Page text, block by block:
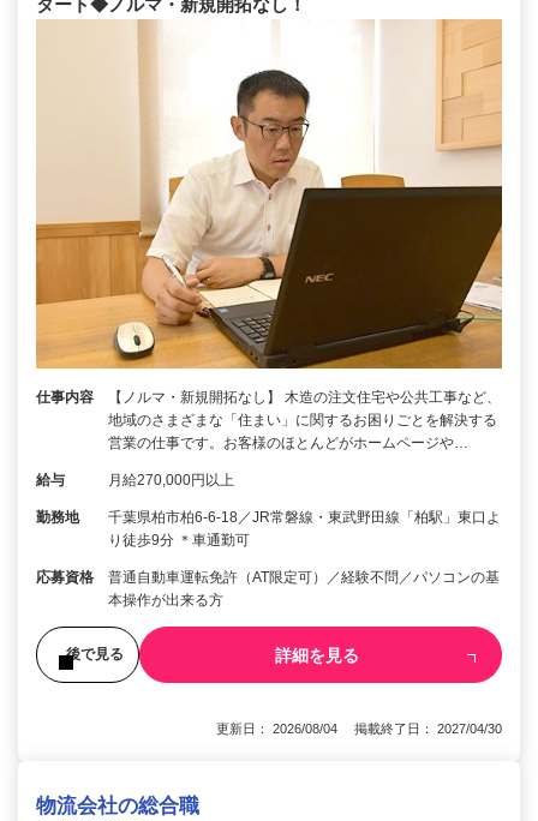
タート◆ノルマ・新規開拓なし！
仕事内容
【ノルマ・新規開拓なし】 木造の注文住宅や公共工事など、
地域のさまざまな「住まい」に関するお困りごとを解決する
営業の仕事です。お客様のほとんどがホームページや…
給与 月給270,000円以上
勤務地
千葉県柏市柏6-6-18／JR常磐線・東武野田線「柏駅」東口よ
り徒歩9分 ＊車通勤可
応募資格
普通自動車運転免許（AT限定可）／経験不問／パソコンの基
本操作が出来る方
後で見る 詳細を見る
更新日： 2026/08/04 掲載終了日： 2027/04/30
物流会社の総合職